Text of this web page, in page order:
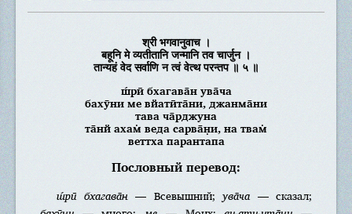
श्री भगवानुवाच ।
बहूनि मे व्यतीतानि जन्मानि तव चार्जुन ।
तान्यहं वेद सर्वाणि न त्वं वेत्थ परन्तप ॥ ५ ॥
ш́рӣ бхагава̄н ува̄ча
бахӯни ме вйатӣта̄ни, джанма̄ни
тава ча̄рджуна
та̄нй ахам̇ веда сарва̄н̣и, на твам̇
веттха парантапа
Пословный перевод:
ш́рӣ бхагава̄н— Всевышний; ува̄ча— сказал;